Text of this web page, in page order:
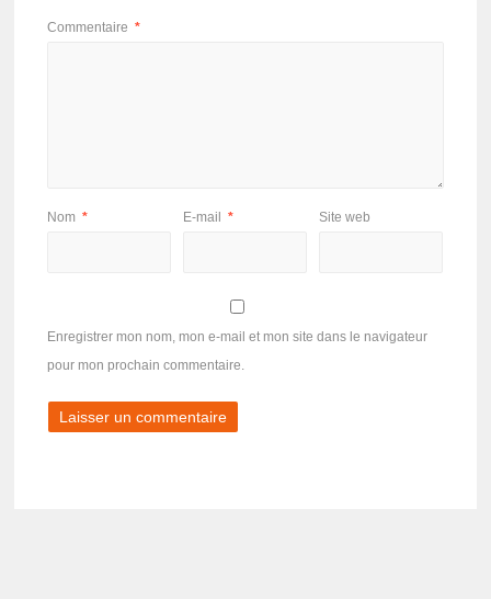
Commentaire *
Nom * E-mail * Site web
Enregistrer mon nom, mon e-mail et mon site dans le navigateur
pour mon prochain commentaire.